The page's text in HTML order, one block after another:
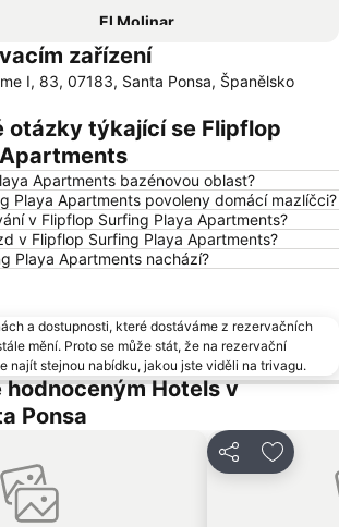
El Molinar
Son Malferit
Kúpele Balneario No 6
Platja de Torà o Platja Peguera Torà
Cala Major
Plaża Sa Torre
des Monjo
El Terreno
Estadi Balear
Club Marítim San Antonio de la Playa
Ses Covetes
zařízení
I, 83, 07183, Santa Ponsa, Španělsko
otázky týkající se Flipflop
Apartments bazénovou oblast?
Playa Apartments povoleny domácí mazlíčci?
v Flipflop Surfing Playa Apartments?
v Flipflop Surfing Playa Apartments?
Playa Apartments nachází?
a dostupnosti, které dostáváme z rezervačních
mění. Proto se může stát, že na rezervační
najít stejnou nabídku, jakou jste viděli na trivagu.
hodnoceným Hotels v
Ponsa
oblíbených hotelů Sdílet Přidat